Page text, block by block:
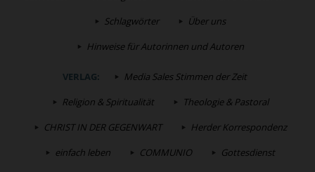
Schlagwörter
Über uns
Hinweise für Autorinnen und Autoren
VERLAG:
Media Sales Stimmen der Zeit
Religion & Spiritualität
Theologie & Pastoral
CHRIST IN DER GEGENWART
Herder Korrespondenz
einfach leben
COMMUNIO
Gottesdienst